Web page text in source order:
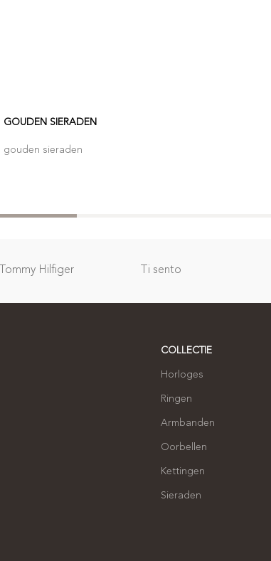
GOUDEN SIERADEN
gouden sieraden
Tommy Hilfiger Ti sento
COLLECTIE
Horloges
Ringen
Armbanden
Oorbellen
Kettingen
Sieraden